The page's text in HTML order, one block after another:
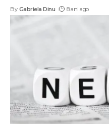
By Gabriela Dinu 8 ani ago